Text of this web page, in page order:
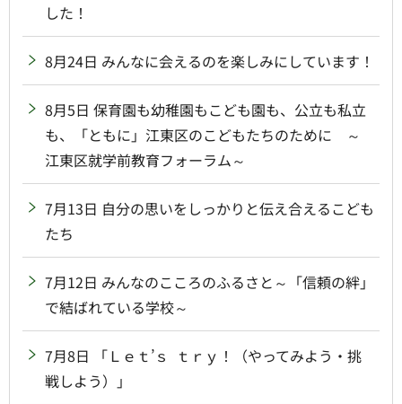
した！
8月24日 みんなに会えるのを楽しみにしています！
8月5日 保育園も幼稚園もこども園も、公立も私立
も、「ともに」江東区のこどもたちのために ～
江東区就学前教育フォーラム～
7月13日 自分の思いをしっかりと伝え合えるこども
たち
7月12日 みんなのこころのふるさと～「信頼の絆」
で結ばれている学校～
7月8日 「Ｌｅｔ’ｓ ｔｒｙ！（やってみよう・挑
戦しよう）」